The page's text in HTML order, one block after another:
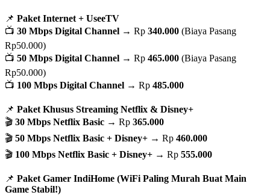
📌 Paket Internet + UseeTV
📺 30 Mbps Digital Channel → Rp 340.000 (Biaya Pasang
Rp50.000)
📺 50 Mbps Digital Channel → Rp 465.000 (Biaya Pasang
Rp50.000)
📺 100 Mbps Digital Channel → Rp 485.000
📌 Paket Khusus Streaming Netflix & Disney+
🎬 30 Mbps Netflix Basic → Rp 365.000
🎬 50 Mbps Netflix Basic + Disney+ → Rp 460.000
🎬 100 Mbps Netflix Basic + Disney+ → Rp 555.000
📌 Paket Gamer IndiHome (WiFi Paling Murah Buat Main
Game Stabil!)